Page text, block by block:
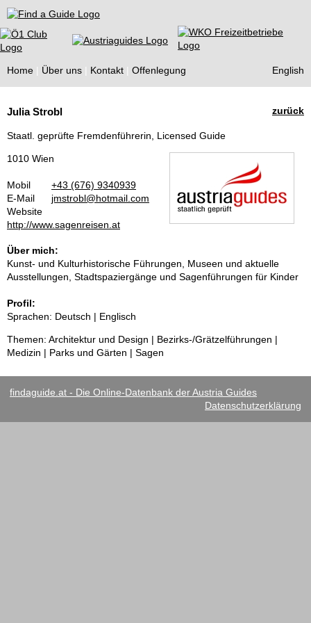
Find a Guide
Home Über uns Kontakt Offenlegung English
Guides
zurück
Julia Strobl
Staatl. geprüfte Fremdenführerin, Licensed Guide
1010 Wien
Mobil
+43 (676) 9340939
E-Mail
jmstrobl@hotmail.com
Website
http://www.sagenreisen.at
Über mich:
Kunst- und Kulturhistorische Führungen, Museen und aktuelle
Ausstellungen, Stadtspaziergänge und Sagenführungen für Kinder
Profil:
Sprachen: Deutsch | Englisch
Themen: Architektur und Design | Bezirks-/Grätzelführungen |
Medizin | Parks und Gärten | Sagen
findaguide.at - Die Online-Datenbank der Austria Guides
Datenschutzerklärung